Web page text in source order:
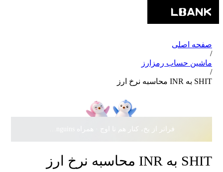
صفحه اصلی
/
ماشین حساب رمزارز
/
SHIT به INR محاسبه نرخ ارز
SHIT به INR محاسبه نرخ ارز